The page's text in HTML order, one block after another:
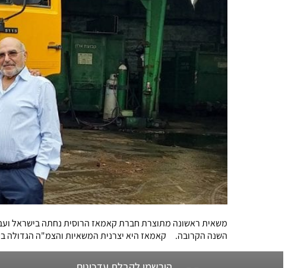
משאית ראשונה מתוצרת חברת קאמאז הרוסית נחתה בישראל
השנה הקרובה. קאמאז היא יצרנית המשאיות והצמ"ה הגדולה